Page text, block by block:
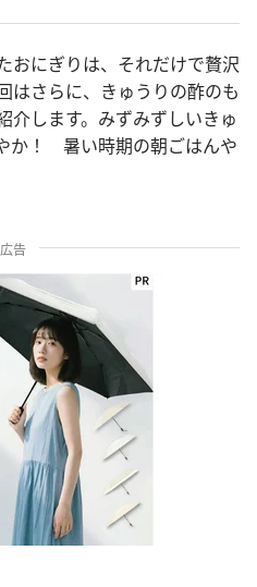
おにぎりは、それだけで贅沢
はさらに、きゅうりの酢のも
介します。みずみずしいきゅ
か！ 暑い時期の朝ごはんや
広告